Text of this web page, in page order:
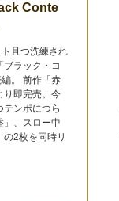
Conte
且つ洗練され
ブラック・コ
。 前作「赤
り即完売。今
テンポにつら
」、スロー中
2枚を同時リ